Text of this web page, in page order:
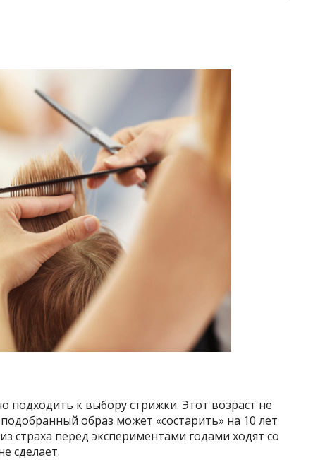
подходить к выбору стрижки. Этот возраст не
образ может «состарить» на 10 лет
перед экспериментами годами ходят со
сделает.